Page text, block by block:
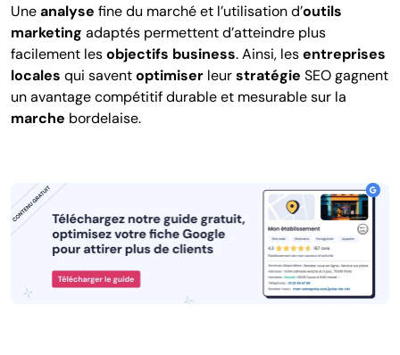
Uneanalyse fine du marché et l’utilisation d’outils
marketing adaptés permettent d’atteindre plus
facilement lesobjectifs business. Ainsi, lesentreprises
locales qui saventoptimiser leurstratégie SEO gagnent
un avantage compétitif durable et mesurable sur la
marche bordelaise.